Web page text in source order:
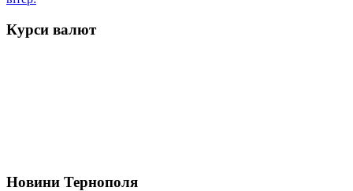
Курси валют
Новини Тернополя